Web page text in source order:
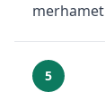
5